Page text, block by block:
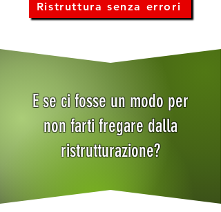
Ristruttura senza errori
E se ci fosse un modo per
non farti fregare dalla
ristrutturazione?